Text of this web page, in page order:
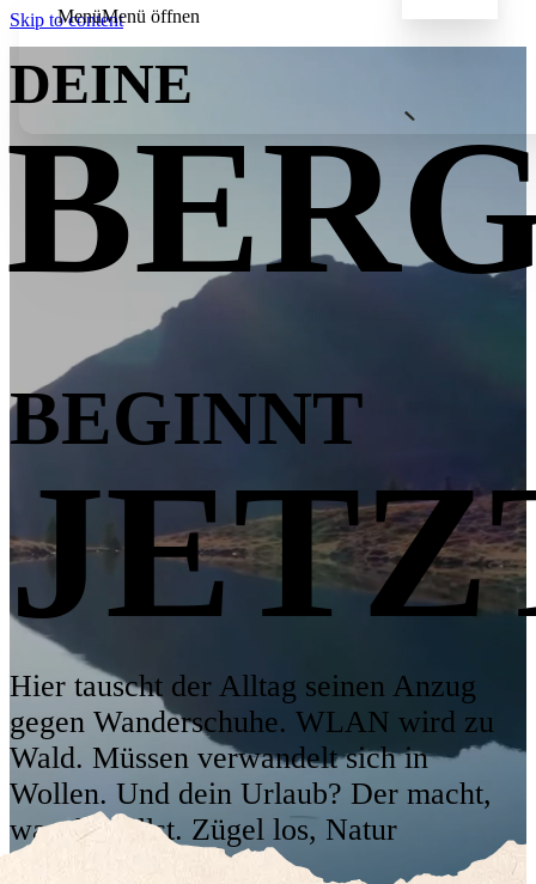
Skip to content
MenüMenü öffnen
BOCK AM BERG
SOMMER AM BERG
FLIEGENFISCHEN
WINTER AM BERG
BERGGESCHICHTEN
KONTAKT
office@chaletdorf-fanningberg.at
+43 664 75043650
DEINE
BEGINNT
Hier tauscht der Alltag seinen Anzug
gegen Wanderschuhe. WLAN wird zu
Wald. Müssen verwandelt sich in
Wollen. Und dein Urlaub? Der macht,
was du willst. Zügel los, Natur
entdecken!